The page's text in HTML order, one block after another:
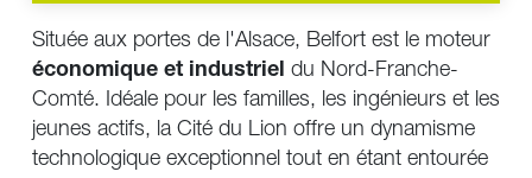
Située aux portes de l'Alsace, Belfort est le moteur
économique et industriel du Nord-Franche-
Comté. Idéale pour les familles, les ingénieurs et les
jeunes actifs, la Cité du Lion offre un dynamisme
technologique exceptionnel tout en étant entourée